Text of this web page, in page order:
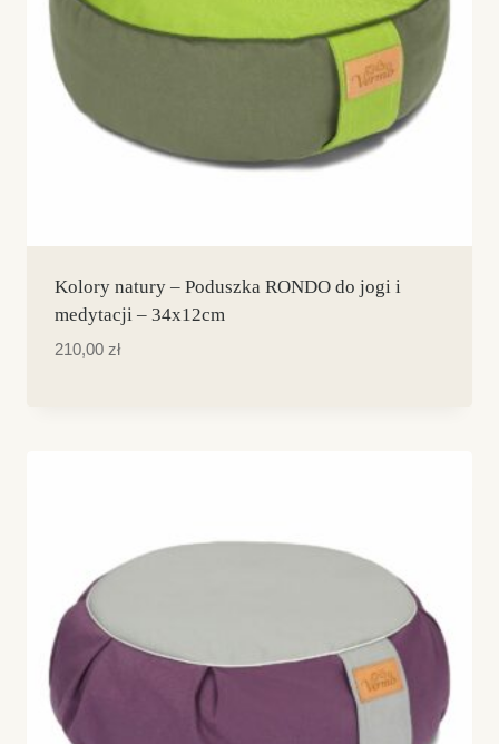
Kolory natury – Poduszka RONDO do jogi i
medytacji – 34x12cm
210,00 zł
Dostępne kolory